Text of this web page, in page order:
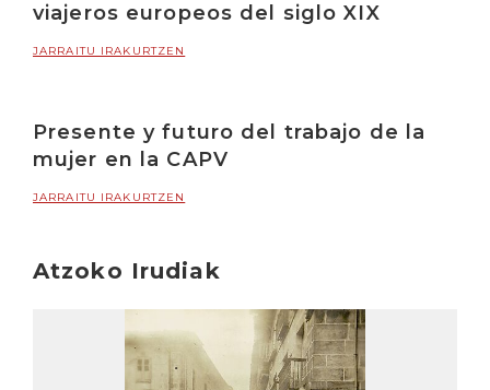
viajeros europeos del siglo XIX
JARRAITU IRAKURTZEN
Presente y futuro del trabajo de la
mujer en la CAPV
JARRAITU IRAKURTZEN
Atzoko Irudiak